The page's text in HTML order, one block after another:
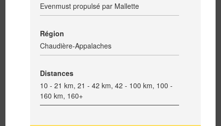
Evenmust propulsé par Mallette
Région
Chaudière-Appalaches
Distances
10 - 21 km, 21 - 42 km, 42 - 100 km, 100 -
160 km, 160+